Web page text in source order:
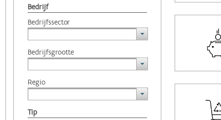
Bedrijf
Bedrijfssector
Bedrijfsgrootte
Regio
Tip